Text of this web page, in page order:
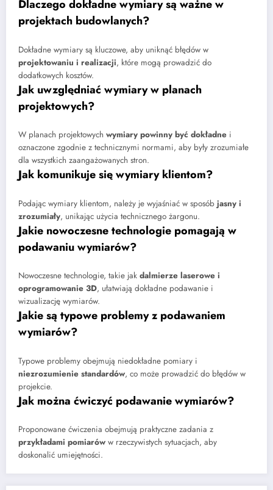
Dlaczego dokładne wymiary są ważne w
projektach budowlanych?
Dokładne wymiary są kluczowe, aby uniknąć błędów w
projektowaniu i realizacji, które mogą prowadzić do
dodatkowych kosztów.
Jak uwzględniać wymiary w planach
projektowych?
W planach projektowych wymiary powinny być dokładne i
oznaczone zgodnie z technicznymi normami, aby były zrozumiałe
dla wszystkich zaangażowanych stron.
Jak komunikuje się wymiary klientom?
Podając wymiary klientom, należy je wyjaśniać w sposób jasny i
zrozumiały, unikając użycia technicznego żargonu.
Jakie nowoczesne technologie pomagają w
podawaniu wymiarów?
Nowoczesne technologie, takie jak dalmierze laserowe i
oprogramowanie 3D, ułatwiają dokładne podawanie i
wizualizację wymiarów.
Jakie są typowe problemy z podawaniem
wymiarów?
Typowe problemy obejmują niedokładne pomiary i
niezrozumienie standardów, co może prowadzić do błędów w
projekcie.
Jak można ćwiczyć podawanie wymiarów?
Proponowane ćwiczenia obejmują praktyczne zadania z
przykładami pomiarów w rzeczywistych sytuacjach, aby
doskonalić umiejętności.